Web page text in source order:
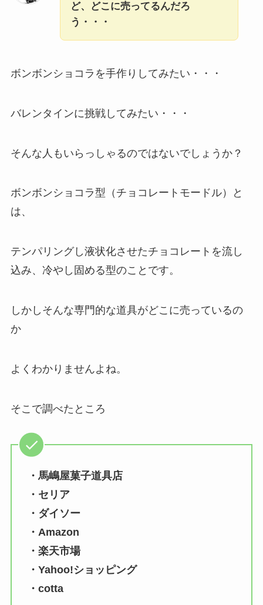
ど、どこに売ってるんだろ
う・・・
ボンボンショコラを手作りしてみたい・・・
バレンタインに挑戦してみたい・・・
そんな人もいらっしゃるのではないでしょうか？
ボンボンショコラ型（チョコレートモードル）と
は、
テンパリングし液状化させたチョコレートを流し
込み、冷やし固める型のことです。
しかしそんな専門的な道具がどこに売っているの
か
よくわかりませんよね。
そこで調べたところ
・馬嶋屋菓子道具店
・セリア
・ダイソー
・Amazon
・楽天市場
・Yahoo!ショッピング
・cotta